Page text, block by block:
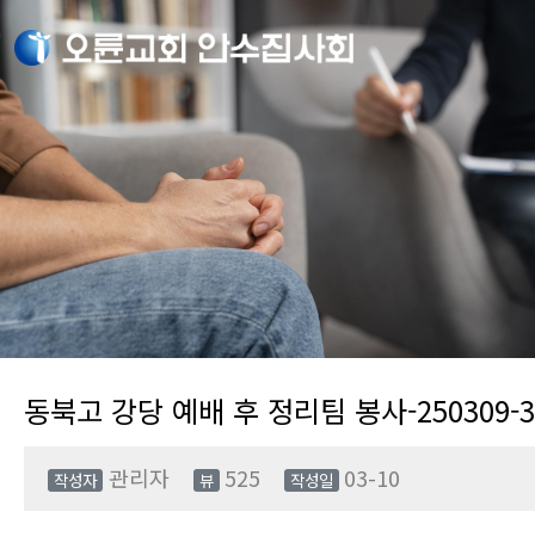
동북고 강당 예배 후 정리팀 봉사-250309-
작성자 관리자 뷰 525 작성일 03-10